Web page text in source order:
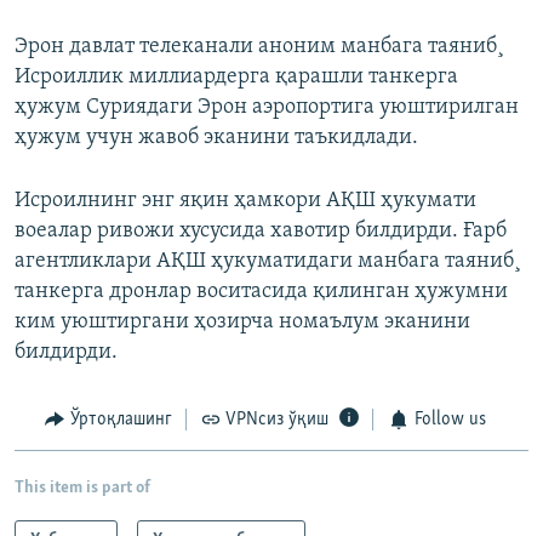
Эрон давлат телеканали аноним манбага таяниб¸
Исроиллик миллиардерга қарашли танкерга
ҳужум Суриядаги Эрон аэропортига уюштирилган
ҳужум учун жавоб эканини таъкидлади.
Исроилнинг энг яқин ҳамкори АҚШ ҳукумати
воеалар ривожи хусусида хавотир билдирди. Ғарб
агентликлари АҚШ ҳукуматидаги манбага таяниб¸
танкерга дронлар воситасида қилинган ҳужумни
ким уюштиргани ҳозирча номаълум эканини
билдирди.
Ўртоқлашинг VPNсиз ўқиш Follow us
This item is part of